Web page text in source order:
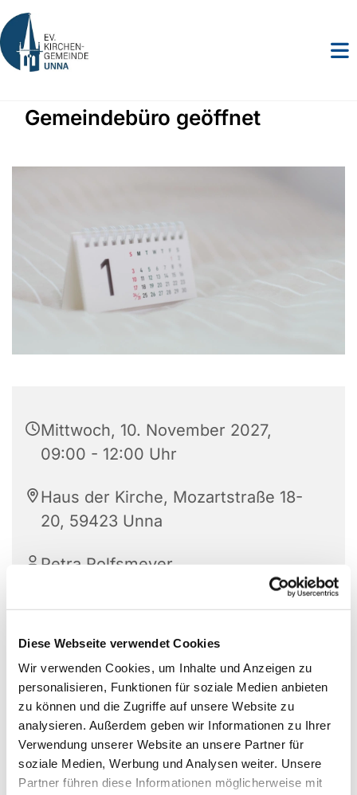
Diese Webseite verwendet Cookies
Wir verwenden Cookies, um Inhalte und Anzeigen zu
personalisieren, Funktionen für soziale Medien anbieten
zu können und die Zugriffe auf unsere Website zu
analysieren. Außerdem geben wir Informationen zu Ihrer
Verwendung unserer Website an unsere Partner für
soziale Medien, Werbung und Analysen weiter. Unsere
Partner führen diese Informationen möglicherweise mit
Gemeindebüro geöffnet
Mittwoch, 10. November 2027,
09:00 - 12:00 Uhr
Haus der Kirche, Mozartstraße 18-
20, 59423 Unna
Petra Rolfsmeyer
Öffnungszeiten des Gemeindebüros :
Di bis Do 9 -12 Uhr und Mi 14-16 Uhr
Haus der Kirche, EG Raum 008